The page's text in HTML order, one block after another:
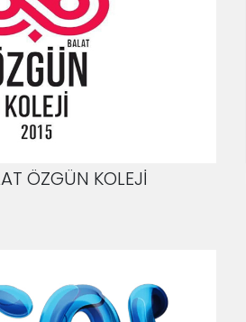
ÖZGÜN KOLEJİ